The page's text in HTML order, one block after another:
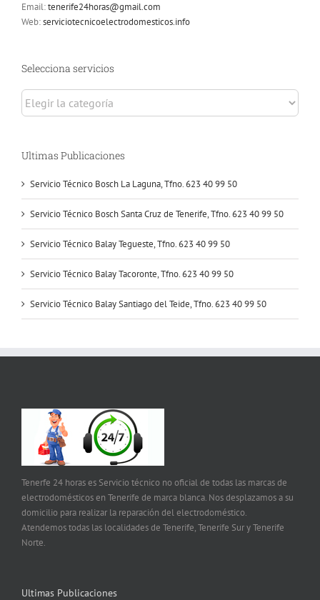
Email:tenerife24horas@gmail.com
Web:serviciotecnicoelectrodomesticos.info
Selecciona servicios
Selecciona
servicios
Ultimas Publicaciones
Servicio Técnico Bosch La Laguna, Tfno. 623 40 99 50
Servicio Técnico Bosch Santa Cruz de Tenerife, Tfno. 623 40 99 50
Servicio Técnico Balay Tegueste, Tfno. 623 40 99 50
Servicio Técnico Balay Tacoronte, Tfno. 623 40 99 50
Servicio Técnico Balay Santiago del Teide, Tfno. 623 40 99 50
Tenerfe 24 horas es Servicio técnico no oficial de todas las marcas de
electrodomésticos en Tenerife de marca blanca. Nos desplazamos a su
domicilio para realizar la reparación del electrodoméstico.
Atendemos todas las localidades de Tenerife, Tenerife Sur y Tenerife
Norte.
Ultimas Publicaciones